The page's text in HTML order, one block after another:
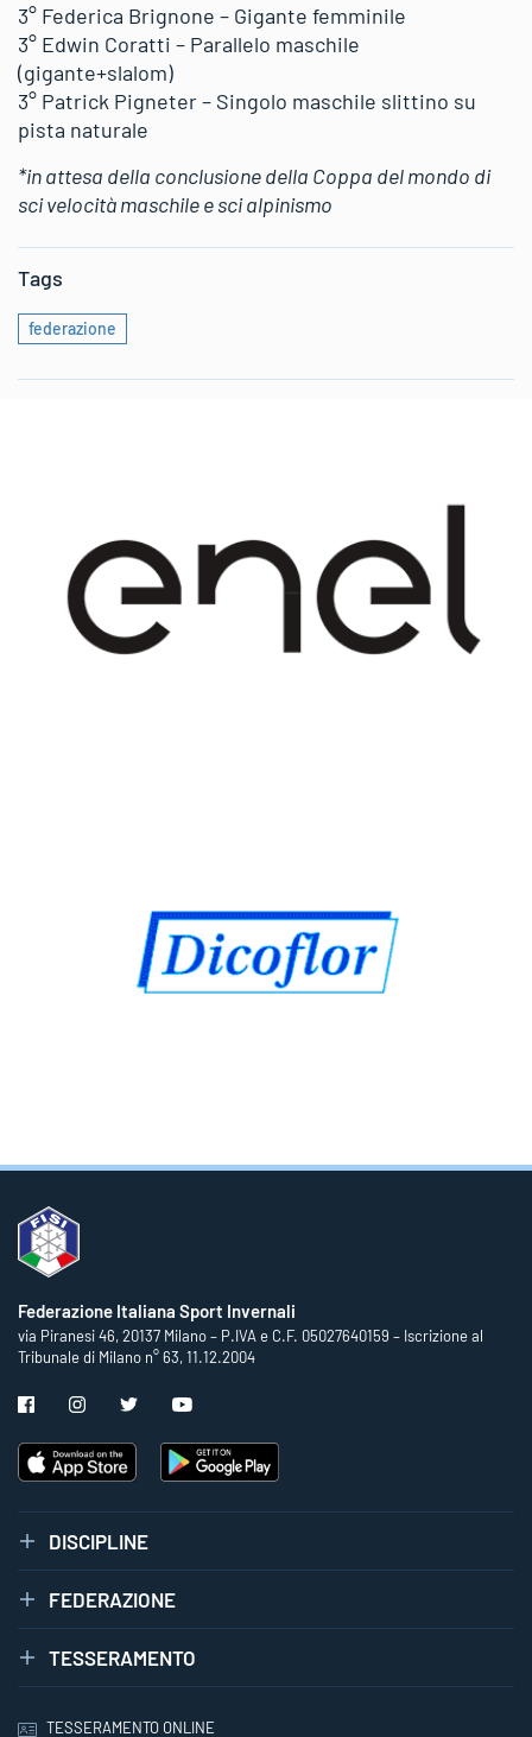
3° Federica Brignone – Gigante femminile
3° Edwin Coratti – Parallelo maschile
(gigante+slalom)
3° Patrick Pigneter – Singolo maschile slittino su
pista naturale
*in attesa della conclusione della Coppa del mondo di
sci velocità maschile e sci alpinismo
Tags
federazione
Federazione Italiana Sport Invernali
via Piranesi 46, 20137 Milano – P.IVA e C.F. 05027640159 – Iscrizione al
Tribunale di Milano n° 63, 11.12.2004
DISCIPLINE
FEDERAZIONE
TESSERAMENTO
TESSERAMENTO ONLINE